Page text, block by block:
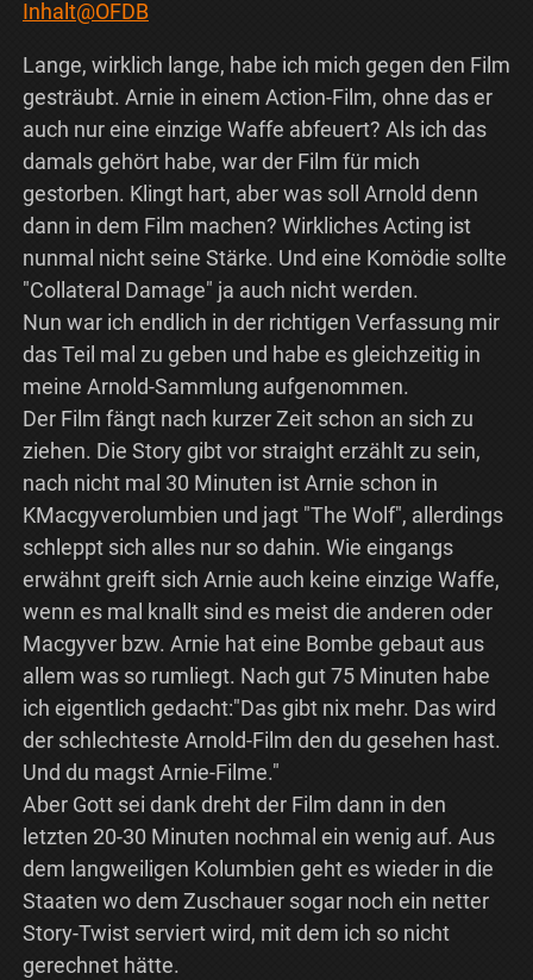
Inhalt@OFDB
Lange, wirklich lange, habe ich mich gegen den Film
gesträubt. Arnie in einem Action-Film, ohne das er
auch nur eine einzige Waffe abfeuert? Als ich das
damals gehört habe, war der Film für mich
gestorben. Klingt hart, aber was soll Arnold denn
dann in dem Film machen? Wirkliches Acting ist
nunmal nicht seine Stärke. Und eine Komödie sollte
"Collateral Damage" ja auch nicht werden.
Nun war ich endlich in der richtigen Verfassung mir
das Teil mal zu geben und habe es gleichzeitig in
meine Arnold-Sammlung aufgenommen.
Der Film fängt nach kurzer Zeit schon an sich zu
ziehen. Die Story gibt vor straight erzählt zu sein,
nach nicht mal 30 Minuten ist Arnie schon in
KMacgyverolumbien und jagt "The Wolf", allerdings
schleppt sich alles nur so dahin. Wie eingangs
erwähnt greift sich Arnie auch keine einzige Waffe,
wenn es mal knallt sind es meist die anderen oder
Macgyver bzw. Arnie hat eine Bombe gebaut aus
allem was so rumliegt. Nach gut 75 Minuten habe
ich eigentlich gedacht:"Das gibt nix mehr. Das wird
der schlechteste Arnold-Film den du gesehen hast.
Und du magst Arnie-Filme."
Aber Gott sei dank dreht der Film dann in den
letzten 20-30 Minuten nochmal ein wenig auf. Aus
dem langweiligen Kolumbien geht es wieder in die
Staaten wo dem Zuschauer sogar noch ein netter
Story-Twist serviert wird, mit dem ich so nicht
gerechnet hätte.